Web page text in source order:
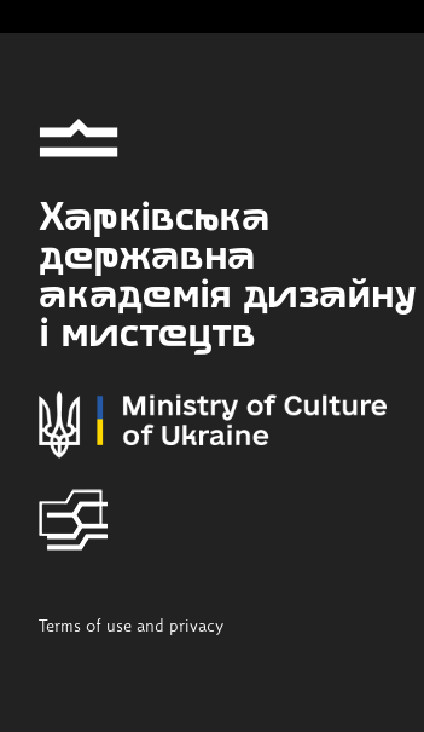
Харківська
державна
академія дизайну
і мистецтв
Terms of use and privacy